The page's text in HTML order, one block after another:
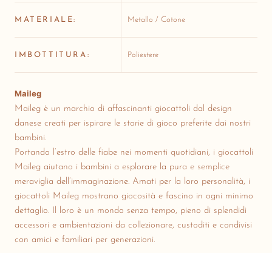
MATERIALE: Metallo / Cotone
IMBOTTITURA: Poliestere
Maileg
Maileg è un marchio di affascinanti giocattoli dal design
danese creati per ispirare le storie di gioco preferite dai nostri
bambini.
Portando l’estro delle fiabe nei momenti quotidiani, i giocattoli
Maileg aiutano i bambini a esplorare la pura e semplice
meraviglia dell’immaginazione. Amati per la loro personalità, i
giocattoli Maileg mostrano giocosità e fascino in ogni minimo
dettaglio. Il loro è un mondo senza tempo, pieno di splendidi
accessori e ambientazioni da collezionare, custoditi e condivisi
con amici e familiari per generazioni.